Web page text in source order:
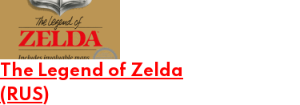
The Legend of Zelda
(RUS)